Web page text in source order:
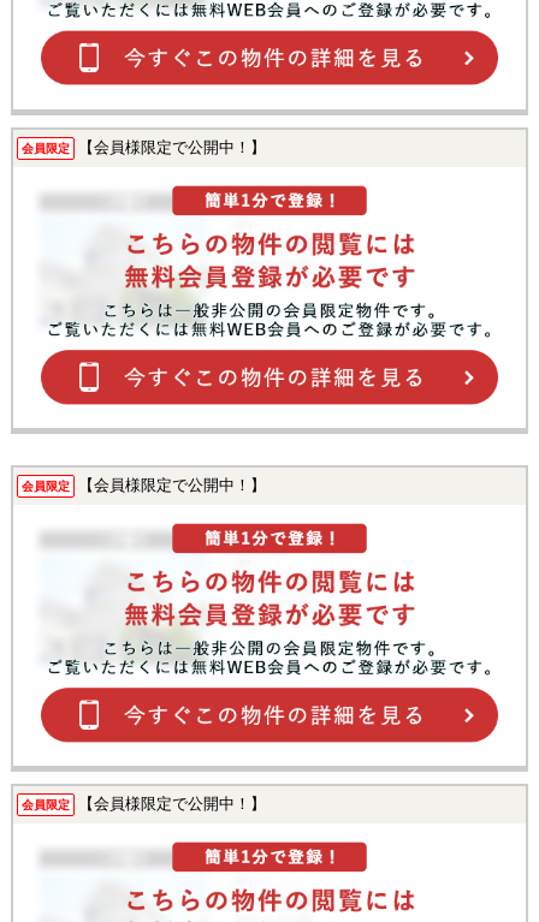
会員限定 【会員様限定で公開中！】
会員限定 【会員様限定で公開中！】
会員限定 【会員様限定で公開中！】